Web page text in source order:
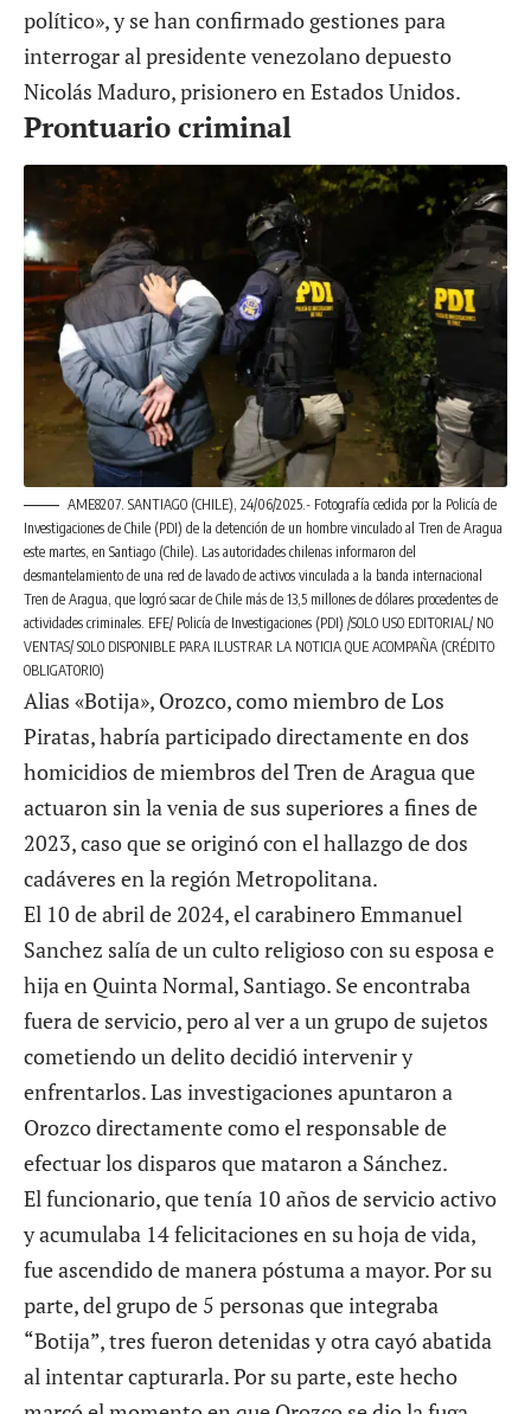
político», y se han confirmado gestiones para
interrogar al presidente venezolano depuesto
Nicolás Maduro, prisionero en Estados Unidos.
Prontuario criminal
AME8207. SANTIAGO (CHILE), 24/06/2025.- Fotografía cedida por la Policía de
Investigaciones de Chile (PDI) de la detención de un hombre vinculado al Tren de Aragua
este martes, en Santiago (Chile). Las autoridades chilenas informaron del
desmantelamiento de una red de lavado de activos vinculada a la banda internacional
Tren de Aragua, que logró sacar de Chile más de 13,5 millones de dólares procedentes de
actividades criminales. EFE/ Policía de Investigaciones (PDI) /SOLO USO EDITORIAL/ NO
VENTAS/ SOLO DISPONIBLE PARA ILUSTRAR LA NOTICIA QUE ACOMPAÑA (CRÉDITO
OBLIGATORIO)
Alias «Botija», Orozco, como miembro de Los
Piratas, habría participado directamente en dos
homicidios de miembros del Tren de Aragua que
actuaron sin la venia de sus superiores a fines de
2023, caso que se originó con el hallazgo de dos
cadáveres en la región Metropolitana.
El 10 de abril de 2024, el carabinero Emmanuel
Sanchez salía de un culto religioso con su esposa e
hija en Quinta Normal, Santiago. Se encontraba
fuera de servicio, pero al ver a un grupo de sujetos
cometiendo un delito decidió intervenir y
enfrentarlos. Las investigaciones apuntaron a
Orozco directamente como el responsable de
efectuar los disparos que mataron a Sánchez.
El funcionario, que tenía 10 años de servicio activo
y acumulaba 14 felicitaciones en su hoja de vida,
fue ascendido de manera póstuma a mayor. Por su
parte, del grupo de 5 personas que integraba
“Botija”, tres fueron detenidas y otra cayó abatida
al intentar capturarla. Por su parte, este hecho